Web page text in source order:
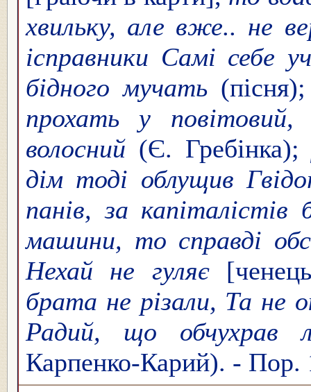
хвильку, але вже.. не
ісправники Самі себе
бідного мучать
прохать у
волосний (Є.
дім тоді облущив
панів, за
машини, то справді
Нехай не гуляє
брата не різали, Та не
Радий, що обчухрав
Карпенко-Карий). -